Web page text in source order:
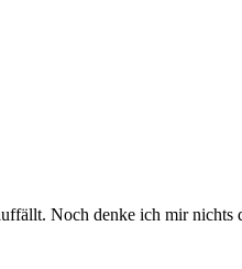
Noch denke ich mir nichts